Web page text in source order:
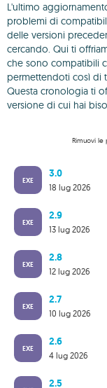
L'ultimo
problemi di
delle versioni
cercando. Qui ti
che sono compatibili
permettendoti così di
Questa cronologia ti
versione di cui hai
Rimuovi le
EXE
3.0
18 lug 2026
EXE
2.9
13 lug 2026
EXE
2.8
12 lug 2026
EXE
2.7
10 lug 2026
EXE
2.6
4 lug 2026
2.5